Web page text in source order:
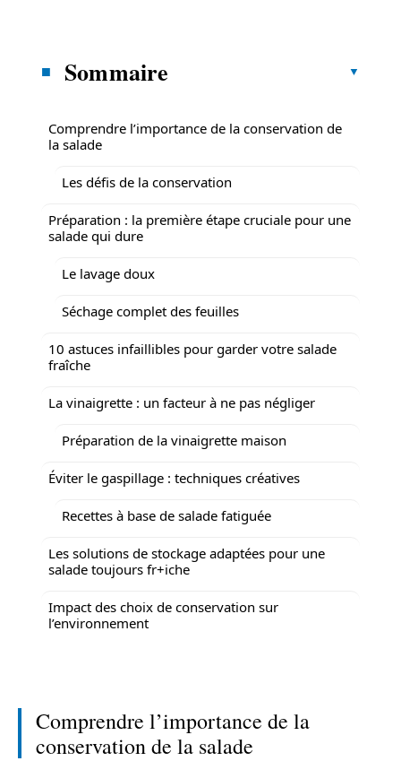
Sommaire
Comprendre l’importance de la conservation de
la salade
Les défis de la conservation
Préparation : la première étape cruciale pour une
salade qui dure
Le lavage doux
Séchage complet des feuilles
10 astuces infaillibles pour garder votre salade
fraîche
La vinaigrette : un facteur à ne pas négliger
Préparation de la vinaigrette maison
Éviter le gaspillage : techniques créatives
Recettes à base de salade fatiguée
Les solutions de stockage adaptées pour une
salade toujours fr+iche
Impact des choix de conservation sur
l’environnement
Comprendre l’importance de la
conservation de la salade